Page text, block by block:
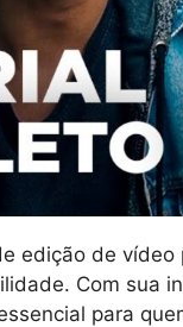
edição de
Com sua
para